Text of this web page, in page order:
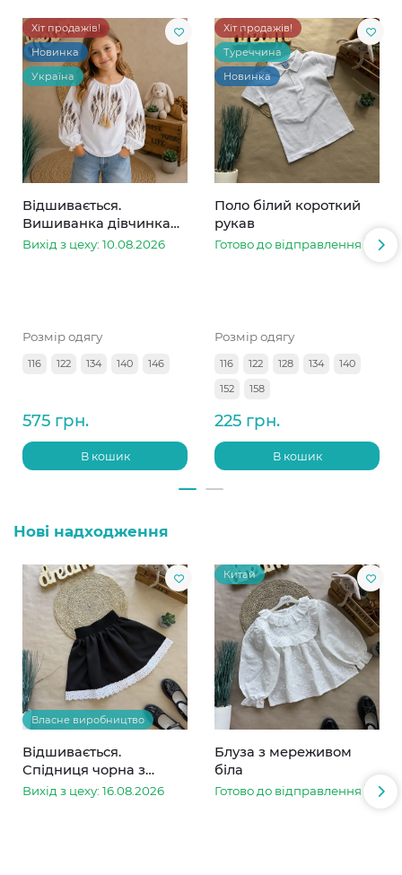
Хіт продажів!
Новинка
Україна
Відшивається.
Вишиванка дівчинка
колоски
Вихід з цеху: 10.08.2026
Розмір одягу
116 122 134 140 146
575 грн.
В кошик
Хіт продажів!
Туреччина
Новинка
Поло білий короткий
рукав
Готово до відправлення
Розмір одягу
116 122 128 134
140
152
158
225 грн.
В кошик
Нові надходження
Власне виробництво
Відшивається.
Спідниця чорна з
мереживом метелик
Вихід з цеху: 16.08.2026
Китай
Блуза з мереживом
біла
Готово до відправлення